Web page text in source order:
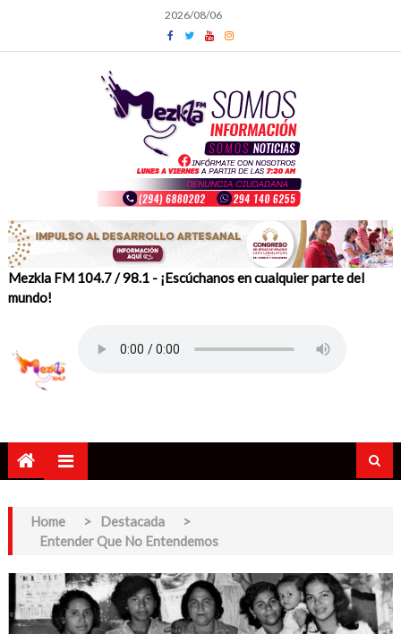
content
2026/08/06
Mezkla FM 104.7 / 98.1 - ¡Escúchanos en cualquier parte del
mundo!
Home > Destacada
>
Entender Que No Entendemos